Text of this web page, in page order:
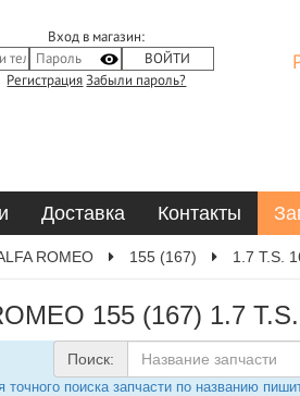
Вход в магазин:
Регистрация Забыли пароль?
Доставка Контакты
ROMEO 155 (167) 1.7 T.S.
155 (167) 1.7
Поиск:
точного поиска запчасти по названию